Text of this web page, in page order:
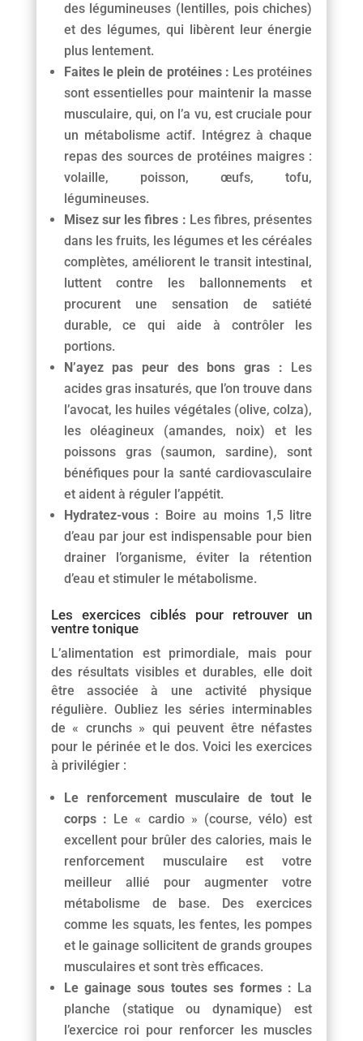
des légumineuses (lentilles, pois chiches)
et des légumes, qui libèrent leur énergie
plus lentement.
Faites le plein de protéines : Les protéines
sont essentielles pour maintenir la masse
musculaire, qui, on l’a vu, est cruciale pour
un métabolisme actif. Intégrez à chaque
repas des sources de protéines maigres :
volaille, poisson, œufs, tofu,
légumineuses.
Misez sur les fibres : Les fibres, présentes
dans les fruits, les légumes et les céréales
complètes, améliorent le transit intestinal,
luttent contre les ballonnements et
procurent une sensation de satiété
durable, ce qui aide à contrôler les
portions.
N’ayez pas peur des bons gras : Les
acides gras insaturés, que l’on trouve dans
l’avocat, les huiles végétales (olive, colza),
les oléagineux (amandes, noix) et les
poissons gras (saumon, sardine), sont
bénéfiques pour la santé cardiovasculaire
et aident à réguler l’appétit.
Hydratez-vous : Boire au moins 1,5 litre
d’eau par jour est indispensable pour bien
drainer l’organisme, éviter la rétention
d’eau et stimuler le métabolisme.
Les exercices ciblés pour retrouver un
ventre tonique
L’alimentation est primordiale, mais pour
des résultats visibles et durables, elle doit
être associée à une activité physique
régulière. Oubliez les séries interminables
de « crunchs » qui peuvent être néfastes
pour le périnée et le dos. Voici les exercices
à privilégier :
Le renforcement musculaire de tout le
corps : Le « cardio » (course, vélo) est
excellent pour brûler des calories, mais le
renforcement musculaire est votre
meilleur allié pour augmenter votre
métabolisme de base. Des exercices
comme les squats, les fentes, les pompes
et le gainage sollicitent de grands groupes
musculaires et sont très efficaces.
Le gainage sous toutes ses formes : La
planche (statique ou dynamique) est
l’exercice roi pour renforcer les muscles